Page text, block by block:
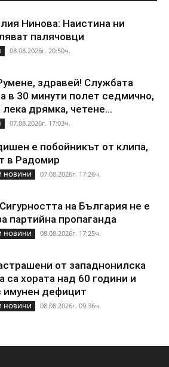
Нинова: Наистина ни
палячовци
08.08.2026г. 20:50ч.
здравей! Службата
в 30 минути полет седмично,
дрямка, четене...
07.08.2026г. 17:03ч.
е побойникът от клипа,
в Радомир
НОВИНИ 07.08.2026г. 17:26ч.
на България не е
партийна пропаганда
НОВИНИ 08.08.2026г. 17:25ч.
от западнонилска
са хората над 60 години и
имунен дефицит
НОВИНИ 08.08.2026г. 09:36ч.